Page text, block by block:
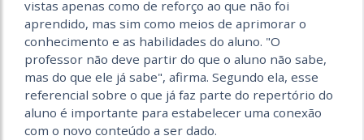
vistas apenas como de reforço ao que não foi
aprendido, mas sim como meios de aprimorar o
conhecimento e as habilidades do aluno. "O
professor não deve partir do que o aluno não sabe,
mas do que ele já sabe", afirma. Segundo ela, esse
referencial sobre o que já faz parte do repertório do
aluno é importante para estabelecer uma conexão
com o novo conteúdo a ser dado.